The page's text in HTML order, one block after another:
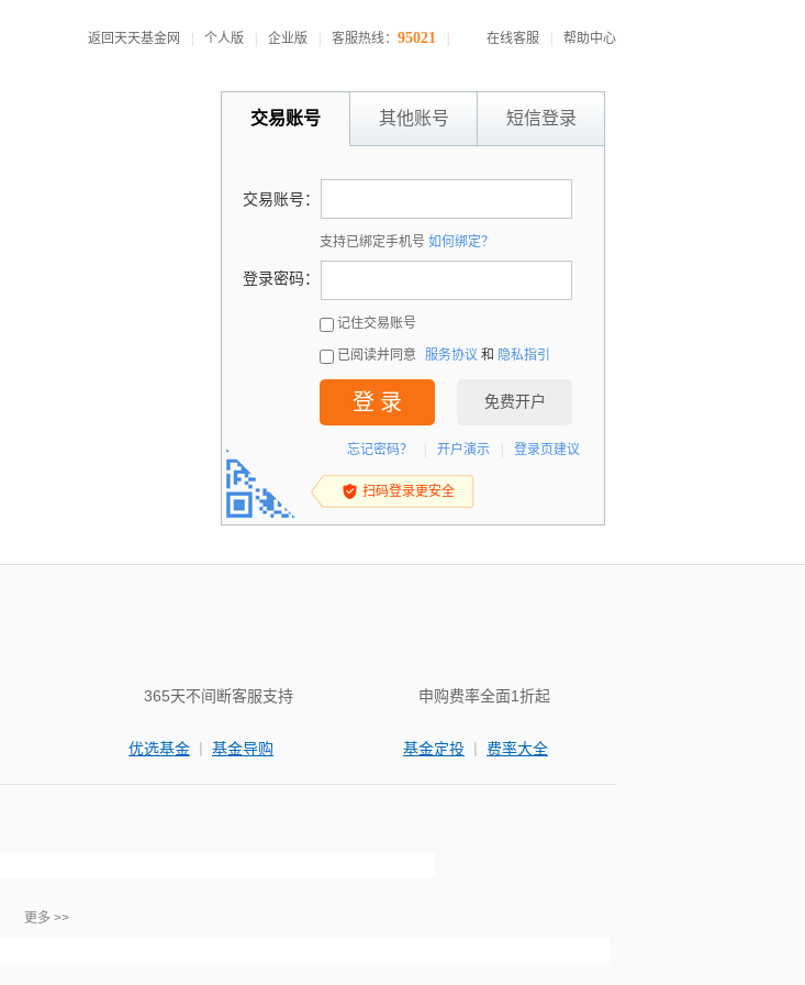
返回天天基金网 个人版 企业版 客服热线： 95021 在线客服 帮助中心
交易账号 其他账号 短信登录
交易账号：
支持已绑定手机号 如何绑定？
登录密码：
记住交易账号
已阅读并同意 服务协议 和 隐私指引
登 录 免费开户
忘记密码？ 开户演示 登录页建议
扫码登录更安全
365天不间断客服支持
优选基金 | 基金导购
申购费率全面1折起
基金定投 | 费率大全
更多 >>